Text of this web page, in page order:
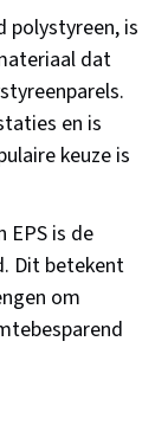
polystyreen, is
dat
en is
keuze is
EPS is de
Dit betekent
om